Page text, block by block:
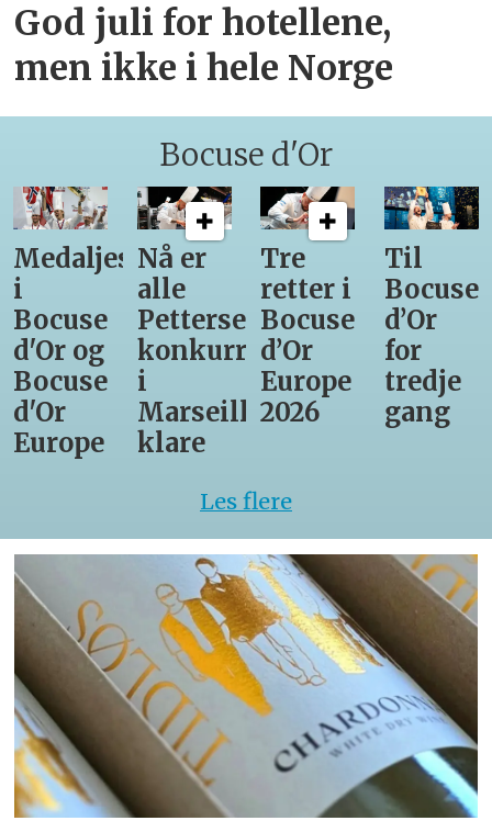
God juli for hotellene,
men ikke i hele Norge
Bocuse d'Or
Medaljestatistikk
i
Bocuse
d'Or og
Bocuse
d'Or
Europe
Nå er
alle
Pettersens
konkurrenter
i
Marseille
klare
Tre
retter i
Bocuse
d’Or
Europe
2026
Til
Bocuse
d’Or
for
tredje
gang
Les flere